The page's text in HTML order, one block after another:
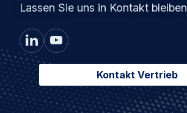
Lassen Sie uns in Kontakt bleiben
Kontakt Vertrieb